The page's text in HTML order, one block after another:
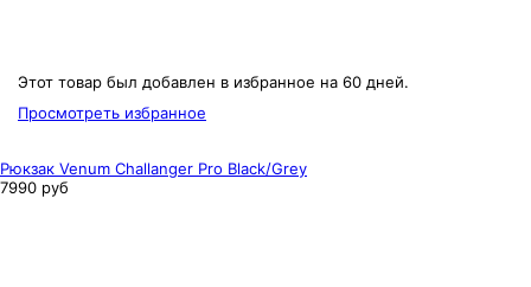
Этот товар был добавлен в избранное на 60 дней.
Просмотреть избранное
Рюкзак Venum Challanger Pro Black/Grey
7990 руб